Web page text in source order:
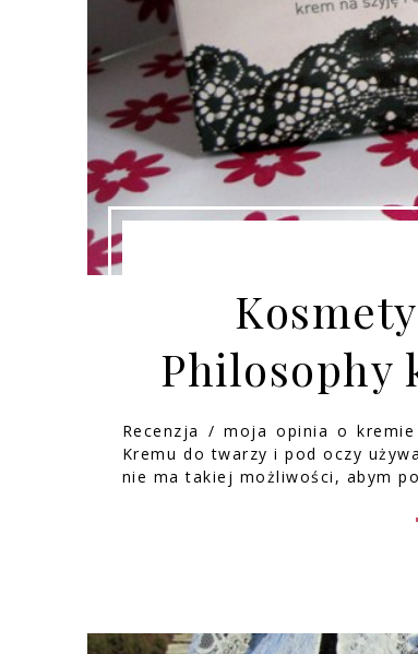
Philosophy
Recenzja / moja opinia o
Kremu do twarzy i pod oczy
nie ma takiej możliwości, abym